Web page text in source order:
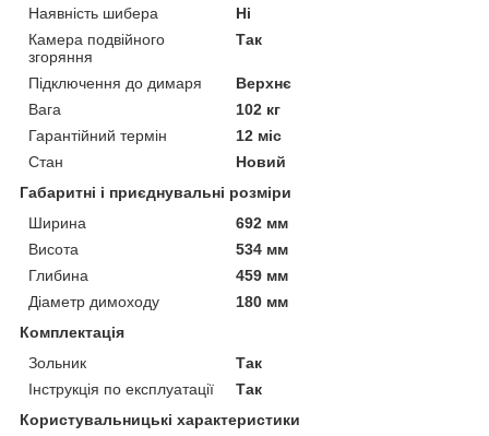
Наявність шибера
Ні
Камера подвійного
згоряння
Так
Підключення до димаря
Верхнє
Вага
102 кг
Гарантійний термін
12 міс
Стан
Новий
Габаритні і приєднувальні розміри
Ширина
692 мм
Висота
534 мм
Глибина
459 мм
Діаметр димоходу
180 мм
Комплектація
Зольник
Так
Інструкція по експлуатації
Так
Користувальницькі характеристики